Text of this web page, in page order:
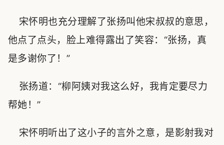
宋怀明也充分理解了张扬叫他宋叔叔的意思，
他点了点头，脸上难得露出了笑容：“张扬，真
是多谢你了！”
张扬道：“柳阿姨对我这么好，我肯定要尽力
帮她！”
宋怀明听出了这小子的言外之意，是影射我对